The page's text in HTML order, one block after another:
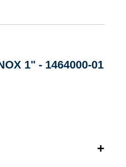
1" - 1464000-01